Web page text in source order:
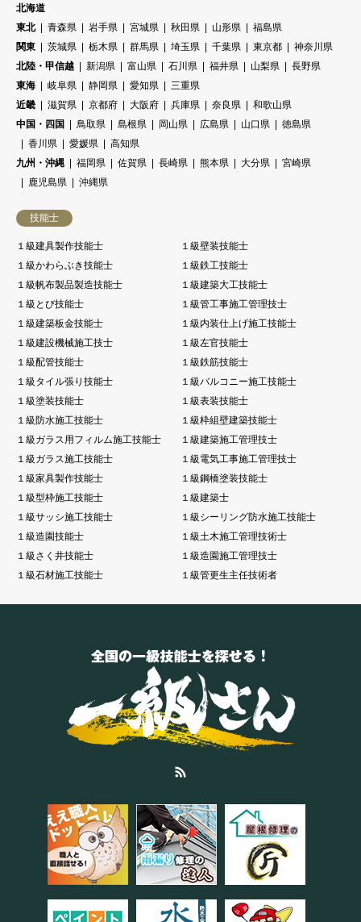
北海道
東北
青森県 岩手県 宮城県 秋田県 山形県
福島県
関東
茨城県 栃木県 群馬県 埼玉県 千葉県 東京都
神奈川県
北陸・甲信越
新潟県 富山県 石川県 福井県 山梨県
長野県
東海
岐阜県 静岡県 愛知県
三重県
近畿
滋賀県 京都府 大阪府 兵庫県 奈良県
和歌山県
中国・四国
鳥取県 島根県 岡山県 広島県 山口県
徳島県
香川県
愛媛県
高知県
九州・沖縄
福岡県 佐賀県 長崎県 熊本県 大分県
宮崎県
鹿児島県
沖縄県
技能士
１級建具製作技能士
１級壁装技能士
１級かわらぶき技能士
１級鉄工技能士
１級帆布製品製造技能士
１級建築大工技能士
１級とび技能士
１級管工事施工管理技士
１級建築板金技能士
１級内装仕上げ施工技能士
１級建設機械施工技士
１級左官技能士
１級配管技能士
１級鉄筋技能士
１級タイル張り技能士
１級バルコニー施工技能士
１級塗装技能士
１級表装技能士
１級防水施工技能士
１級枠組壁建築技能士
１級ガラス用フィルム施工技能士
１級建築施工管理技士
１級ガラス施工技能士
１級電気工事施工管理技士
１級家具製作技能士
１級鋼橋塗装技能士
１級型枠施工技能士
１級建築士
１級サッシ施工技能士
１級シーリング防水施工技能士
１級造園技能士
１級土木施工管理技術士
１級さく井技能士
１級造園施工管理技士
１級石材施工技能士
１級管更生主任技術者